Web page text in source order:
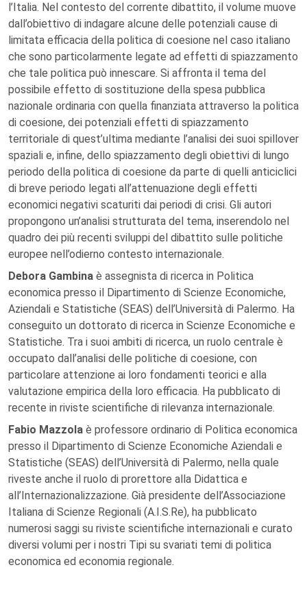
l’Italia. Nel contesto del corrente dibattito, il volume muove
dall’obiettivo di indagare alcune delle potenziali cause di
limitata efficacia della politica di coesione nel caso italiano
che sono particolarmente legate ad effetti di spiazzamento
che tale politica può innescare. Si affronta il tema del
possibile effetto di sostituzione della spesa pubblica
nazionale ordinaria con quella finanziata attraverso la politica
di coesione, dei potenziali effetti di spiazzamento
territoriale di quest’ultima mediante l’analisi dei suoi spillover
spaziali e, infine, dello spiazzamento degli obiettivi di lungo
periodo della politica di coesione da parte di quelli anticiclici
di breve periodo legati all’attenuazione degli effetti
economici negativi scaturiti dai periodi di crisi. Gli autori
propongono un’analisi strutturata del tema, inserendolo nel
quadro dei più recenti sviluppi del dibattito sulle politiche
europee nell’odierno contesto internazionale.
Debora Gambina è assegnista di ricerca in Politica
economica presso il Dipartimento di Scienze Economiche,
Aziendali e Statistiche (SEAS) dell’Università di Palermo. Ha
conseguito un dottorato di ricerca in Scienze Economiche e
Statistiche. Tra i suoi ambiti di ricerca, un ruolo centrale è
occupato dall’analisi delle politiche di coesione, con
particolare attenzione ai loro fondamenti teorici e alla
valutazione empirica della loro efficacia. Ha pubblicato di
recente in riviste scientifiche di rilevanza internazionale.
Fabio Mazzola è professore ordinario di Politica economica
presso il Dipartimento di Scienze Economiche Aziendali e
Statistiche (SEAS) dell’Università di Palermo, nella quale
riveste anche il ruolo di prorettore alla Didattica e
all’Internazionalizzazione. Già presidente dell’Associazione
Italiana di Scienze Regionali (A.I.S.Re), ha pubblicato
numerosi saggi su riviste scientifiche internazionali e curato
diversi volumi per i nostri Tipi su svariati temi di politica
economica ed economia regionale.